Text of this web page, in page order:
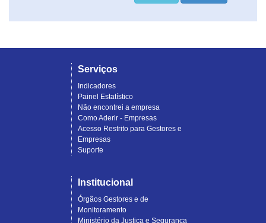
Serviços
Indicadores
Painel Estatístico
Não encontrei a empresa
Como Aderir - Empresas
Acesso Restrito para Gestores e
Empresas
Suporte
Institucional
Órgãos Gestores e de
Monitoramento
Ministério da Justiça e Segurança